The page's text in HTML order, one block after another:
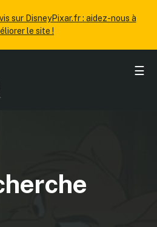
sur DisneyPixar.fr : aidez-nous à
le site !
☰